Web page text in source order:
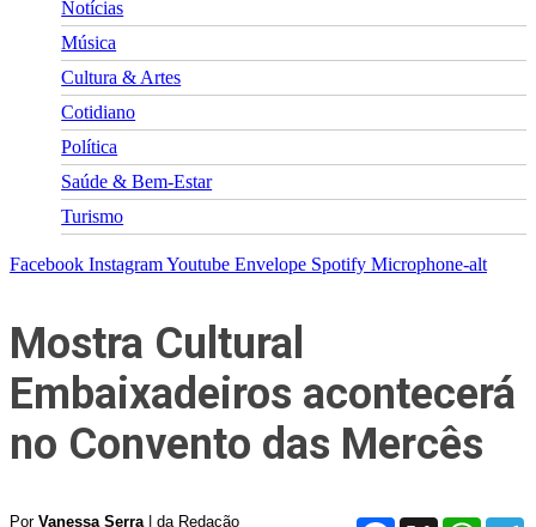
Notícias
Música
Cultura & Artes
Cotidiano
Política
Saúde & Bem-Estar
Turismo
Facebook InstagramYoutube Envelope Spotify Microphone-alt
Mostra Cultural
Embaixadeiros acontecerá
no Convento das Mercês
Por Vanessa Serra| da Redação